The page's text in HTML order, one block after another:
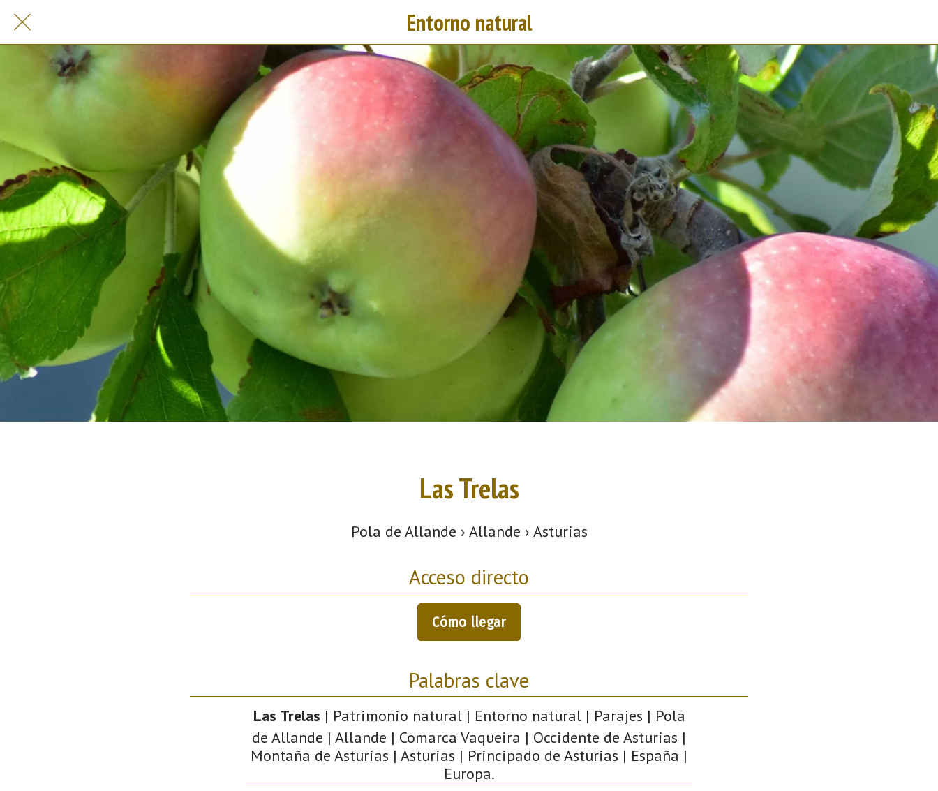
Entorno natural
Las Trelas
Pola de Allande › Allande › Asturias
Acceso directo
Cómo llegar
Palabras clave
Las Trelas | Patrimonio natural | Entorno natural | Parajes | Pola
de Allande | Allande | Comarca Vaqueira | Occidente de Asturias |
Montaña de Asturias | Asturias | Principado de Asturias | España |
Europa.